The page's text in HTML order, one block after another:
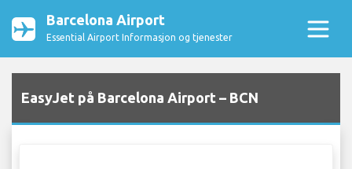
Barcelona Airport
Essential Airport Informasjon og tjenester
EasyJet på Barcelona Airport – BCN